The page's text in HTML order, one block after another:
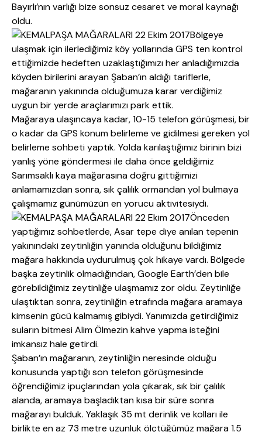
Bayırlı’nın varlığı bize sonsuz cesaret ve moral kaynağı
oldu.
Bölgeye
ulaşmak için ilerlediğimiz köy yollarında GPS ten kontrol
ettiğimizde hedeften uzaklaştığımızı her anladığımızda
köyden birilerini arayan Şaban’ın aldığı tariflerle,
mağaranın yakınında olduğumuza karar verdiğimiz
uygun bir yerde araçlarımızı park ettik.
Mağaraya ulaşıncaya kadar, 10-15 telefon görüşmesi, bir
o kadar da GPS konum belirleme ve gidilmesi gereken yol
belirleme sohbeti yaptık. Yolda karılaştığımız birinin bizi
yanlış yöne göndermesi ile daha önce geldiğimiz
Sarımsaklı kaya mağarasına doğru gittiğimizi
anlamamızdan sonra, sık çalılık ormandan yol bulmaya
çalışmamız günümüzün en yorucu aktivitesiydi.
Önceden
yaptığımız sohbetlerde, Asar tepe diye anılan tepenin
yakınındaki zeytinliğin yanında olduğunu bildiğimiz
mağara hakkında uydurulmuş çok hikaye vardı. Bölgede
başka zeytinlik olmadığından, Google Earth’den bile
görebildiğimiz zeytinliğe ulaşmamız zor oldu. Zeytinliğe
ulaştıktan sonra, zeytinliğin etrafında mağara aramaya
kimsenin gücü kalmamış gibiydi. Yanımızda getirdiğimiz
suların bitmesi Alim Ölmezin kahve yapma isteğini
imkansız hale getirdi.
Şaban’ın mağaranın, zeytinliğin neresinde olduğu
konusunda yaptığı son telefon görüşmesinde
öğrendiğimiz ipuçlarından yola çıkarak, sık bir çalılık
alanda, aramaya başladıktan kısa bir süre sonra
mağarayı bulduk. Yaklaşık 35 mt derinlik ve kolları ile
birlikte en az 73 metre uzunluk ölçtüğümüz mağara 1.5